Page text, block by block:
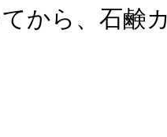
から、石鹸